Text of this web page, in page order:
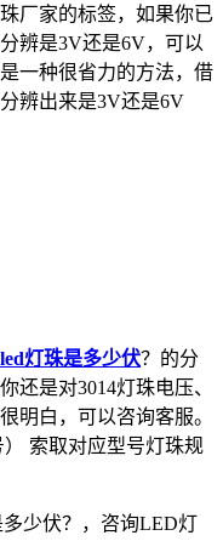
厂家的标签，如果你已
辨是3V还是6V，可以
一种很省力的方法，借
辨出来是3V还是6V
灯珠是多少伏？的分
还是对3014灯珠电压、
明白，可以咨询客服。
） 索取对应型号灯珠规
少伏？，咨询LED灯